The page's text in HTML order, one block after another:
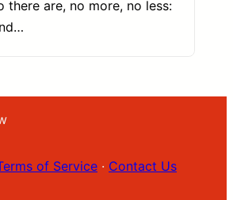
there are, no more, no less:
of Service · Contact Us